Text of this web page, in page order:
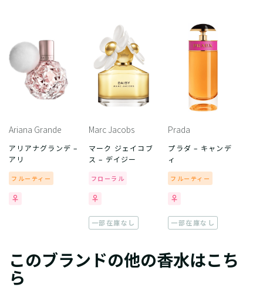
Ariana Grande
アリアナグランデ –
アリ
フルーティー
Marc Jacobs
マーク ジェイコブ
ス – デイジー
フローラル
一部在庫なし
Prada
プラダ – キャンデ
ィ
フルーティー
一部在庫なし
このブランドの他の香水はこち
ら